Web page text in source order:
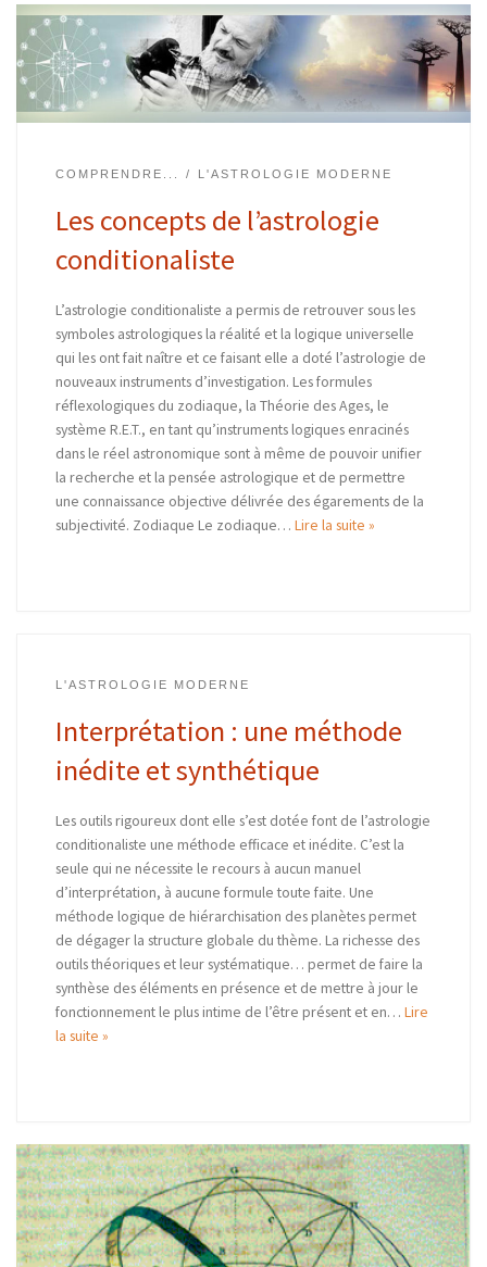
COMPRENDRE... L'ASTROLOGIE MODERNE
Les concepts de l’astrologie
conditionaliste
L’astrologie conditionaliste a permis de retrouver sous les
symboles astrologiques la réalité et la logique universelle
qui les ont fait naître et ce faisant elle a doté l’astrologie de
nouveaux instruments d’investigation. Les formules
réflexologiques du zodiaque, la Théorie des Ages, le
système R.E.T., en tant qu’instruments logiques enracinés
dans le réel astronomique sont à même de pouvoir unifier
la recherche et la pensée astrologique et de permettre
une connaissance objective délivrée des égarements de la
subjectivité. Zodiaque Le zodiaque… Lire la suite »
L'ASTROLOGIE MODERNE
Interprétation : une méthode
inédite et synthétique
Les outils rigoureux dont elle s’est dotée font de l’astrologie
conditionaliste une méthode efficace et inédite. C’est la
seule qui ne nécessite le recours à aucun manuel
d’interprétation, à aucune formule toute faite. Une
méthode logique de hiérarchisation des planètes permet
de dégager la structure globale du thème. La richesse des
outils théoriques et leur systématique… permet de faire la
synthèse des éléments en présence et de mettre à jour le
fonctionnement le plus intime de l’être présent et en… Lire
la suite »